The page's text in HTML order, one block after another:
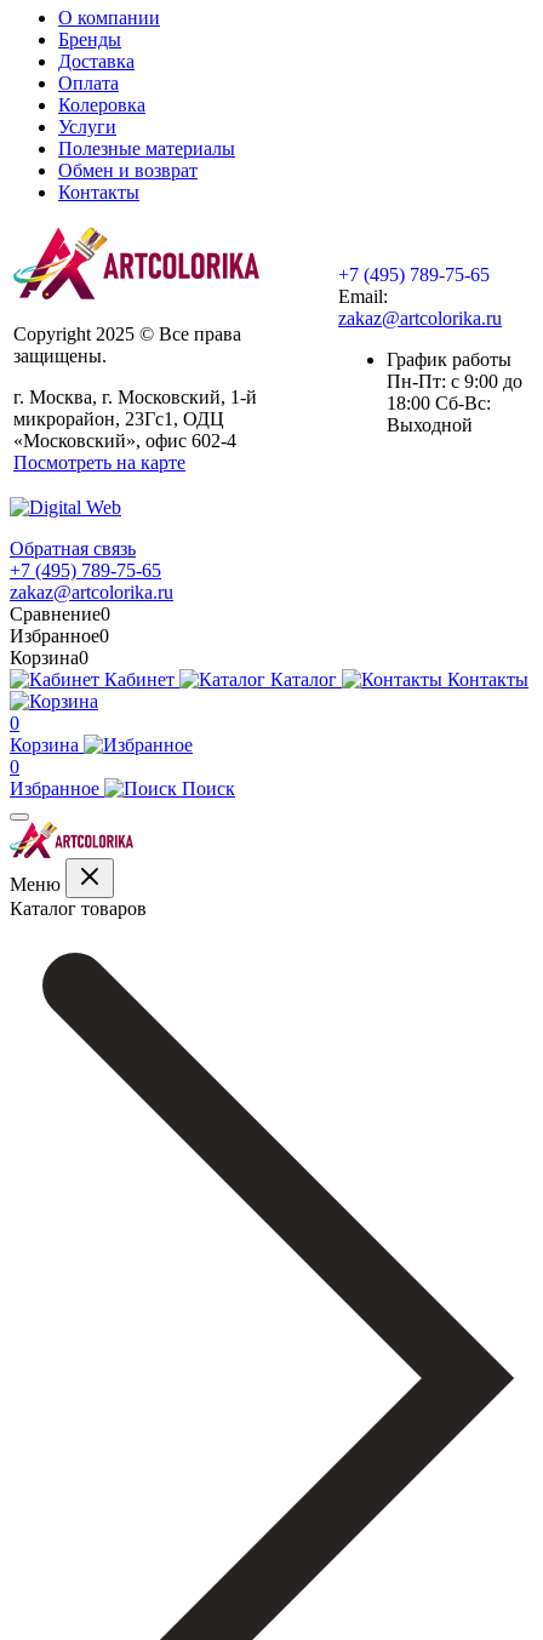
О компании
Бренды
Доставка
Оплата
Колеровка
Услуги
Полезные материалы
Обмен и возврат
Контакты
Copyright 2025 © Все права
защищены.
г. Москва, г. Московский, 1-й
микрорайон, 23Гс1, ОДЦ
«Московский», офис 602-4
Посмотреть на карте
+7 (495) 789-75-65
Email:
zakaz@artcolorika.ru
График работы
Пн-Пт: с 9:00 до
18:00 Сб-Вс:
Выходной
Обратная связь
+7 (495) 789-75-65
zakaz@artcolorika.ru
Сравнение0
Избранное0
Корзина0
Кабинет
Каталог Контакты
0
Корзина
0
Избранное
Поиск
Меню
Каталог товаров